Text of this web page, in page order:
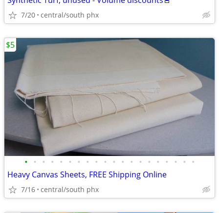
7/20 central/south phx
• • • • • • • • • • • • • • • • • • • •
Heavy Canvas Sheets, FREE Shipping Online
7/16 central/south phx
$5